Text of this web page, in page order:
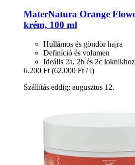
MaterNatura Orange
krém, 100 ml
Hullámos és göndör hajra
Definíció és volumen
Ideális 2a, 2b és 2c loknikhoz
6.200 Ft (62.000 Ft / l)
Szállítás eddig: augusztus 12.